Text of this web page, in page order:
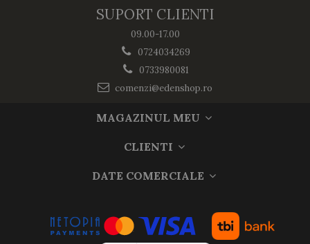
SUPORT CLIENTI
09.00-17.00
0724034269
0733980081
comenzi@edenshop.ro
MAGAZINUL MEU
CLIENTI
DATE COMERCIALE